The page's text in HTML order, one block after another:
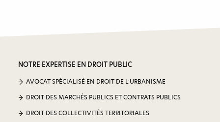
NOTRE EXPERTISE EN DROIT PUBLIC
AVOCAT SPÉCIALISÉ EN DROIT DE L’URBANISME
DROIT DES MARCHÉS PUBLICS ET CONTRATS PUBLICS
DROIT DES COLLECTIVITÉS TERRITORIALES